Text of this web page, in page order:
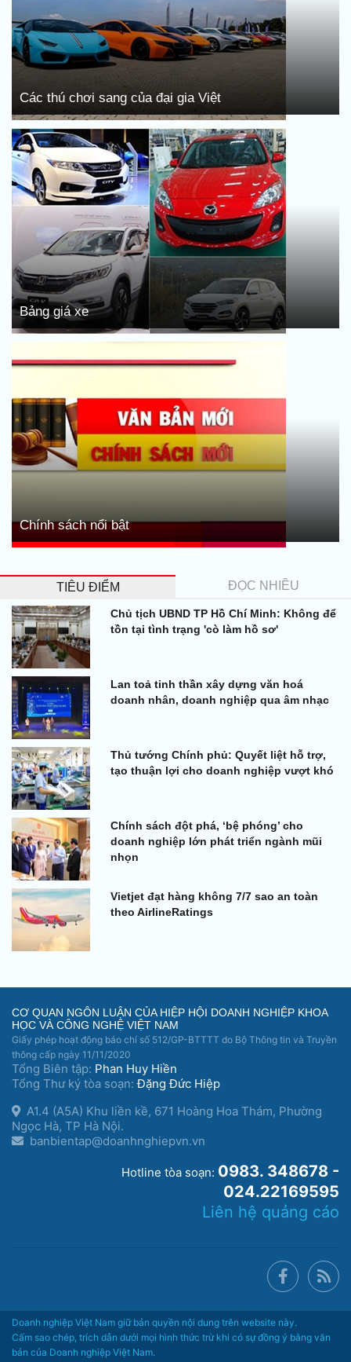
Các thú chơi sang của đại gia Việt
Bảng giá xe
Chính sách nổi bật
TIÊU ĐIỂM ĐỌC NHIỀU
Chủ tịch UBND TP Hồ Chí Minh: Không để
tồn tại tình trạng 'cò làm hồ sơ'
Lan toả tinh thần xây dựng văn hoá
doanh nhân, doanh nghiệp qua âm nhạc
Thủ tướng Chính phủ: Quyết liệt hỗ trợ,
tạo thuận lợi cho doanh nghiệp vượt khó
Chính sách đột phá, ‘bệ phóng’ cho
doanh nghiệp lớn phát triển ngành mũi
nhọn
Vietjet đạt hàng không 7/7 sao an toàn
theo AirlineRatings
CƠ QUAN NGÔN LUẬN CỦA HIỆP HỘI DOANH NGHIỆP KHOA
HỌC VÀ CÔNG NGHỆ VIỆT NAM
Giấy phép hoạt động báo chí số 512/GP-BTTTT do Bộ Thông tin và Truyền
thông cấp ngày 11/11/2020
Tổng Biên tập: Phan Huy Hiền
Tổng Thư ký tòa soạn:Đặng Đức Hiệp
A1.4 (A5A) Khu liền kề, 671 Hoàng Hoa Thám, Phường
Ngọc Hà, TP Hà Nội.
banbientap@doanhnghiepvn.vn
Hotline tòa soạn: 0983. 348678 -
024.22169595
Liên hệ quảng cáo
Doanh nghiệp Việt Nam giữ bản quyền nội dung trên website này.
Cấm sao chép, trích dẫn dưới mọi hình thức trừ khi có sự đồng ý bằng văn
bản của Doanh nghiệp Việt Nam.